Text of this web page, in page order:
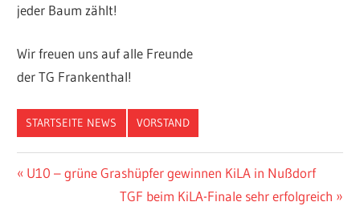
jeder Baum zählt!
Wir freuen uns auf alle Freunde
der TG Frankenthal!
STARTSEITE NEWS VORSTAND
Beitragsnavigation
Vorheriger
U10 – grüne Grashüpfer gewinnen KiLA in Nußdorf
Nächster
TGF beim KiLA-Finale sehr erfolgreich